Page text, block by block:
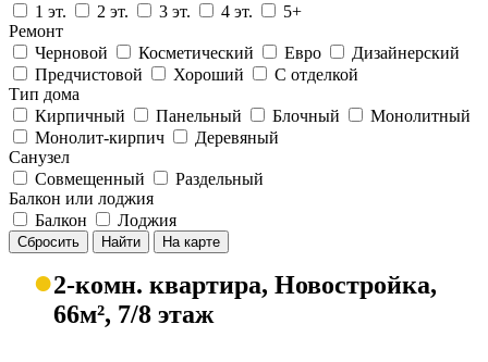
1 эт.
2 эт. 3 эт. 4 эт.
5+
Ремонт
Черновой
Косметический Евро
Дизайнерский
Предчистовой
Хороший
С отделкой
Тип дома
Кирпичный
Панельный Блочный
Монолитный
Монолит-кирпич
Деревяный
Санузел
Совмещенный
Раздельный
Балкон или лоджия
Балкон
Лоджия
Сбросить Найти На карте
●2-комн. квартира, Новостройка,
66м², 7/8 этаж